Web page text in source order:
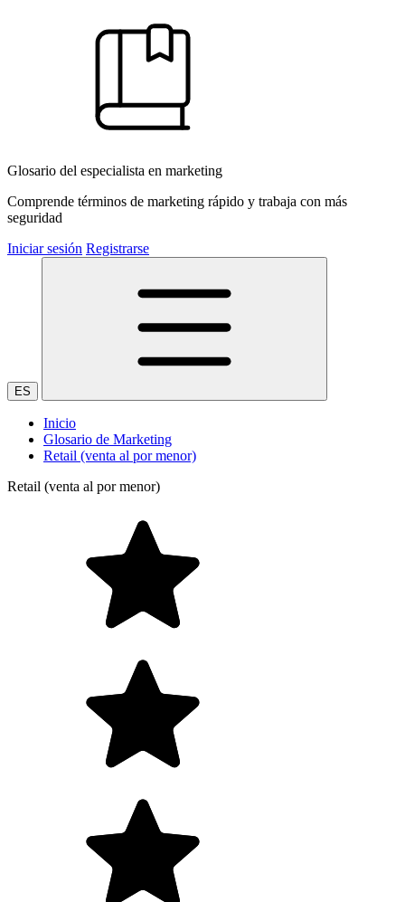
Glosario del especialista en marketing
Comprende términos de marketing rápido y trabaja con más
seguridad
Iniciar sesión Registrarse
ES
Inicio
Glosario de Marketing
Retail (venta al por menor)
Retail (venta al por menor)